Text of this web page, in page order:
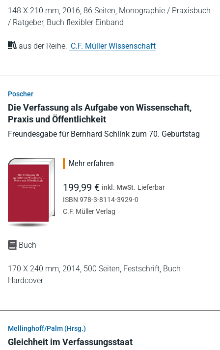
148 X 210 mm, 2016, 86 Seiten, Monographie / Praxisbuch
/ Ratgeber, Buch flexibler Einband
aus der Reihe: C.F. Müller Wissenschaft
Poscher
Die Verfassung als Aufgabe von Wissenschaft,
Praxis und Öffentlichkeit
Freundesgabe für Bernhard Schlink zum 70. Geburtstag
Buch
170 X 240 mm, 2014, 500 Seiten, Festschrift, Buch
Hardcover
Mehr erfahren
199,99 € inkl. MwSt. Lieferbar
ISBN 978-3-8114-3929-0
C.F. Müller Verlag
Mellinghoff/Palm (Hrsg.)
Gleichheit im Verfassungsstaat